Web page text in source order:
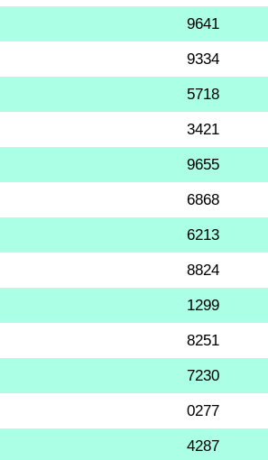
9641
9334
5718
3421
9655
6868
6213
8824
1299
8251
7230
0277
4287